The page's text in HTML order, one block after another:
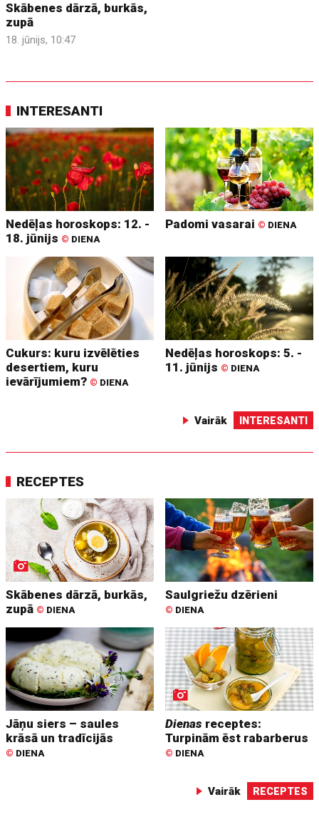
Skābenes dārzā, burkās,
zupā
18. jūnijs, 10:47
INTERESANTI
Nedēļas horoskops: 12. -
18. jūnijs © DIENA
Padomi vasarai © DIENA
Cukurs: kuru izvēlēties
desertiem, kuru
ievārījumiem? © DIENA
Nedēļas horoskops: 5. -
11. jūnijs © DIENA
Vairāk INTERESANTI
RECEPTES
Skābenes dārzā, burkās,
zupā © DIENA
Saulgriežu dzērieni
© DIENA
Jāņu siers – saules
krāsā un tradīcijās
© DIENA
Dienas receptes:
Turpinām ēst rabarberus
© DIENA
Vairāk RECEPTES